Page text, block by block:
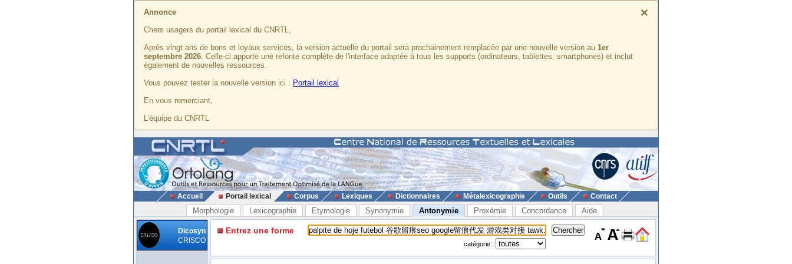
×
Annonce
Chers usagers du portail lexical du CNRTL,
Après vingt ans de bons et loyaux services, la version actuelle du portail sera prochainement remplacée par une nouvelle version au 1er
septembre 2026. Celle-ci apporte une refonte complète de l'interface adaptée à tous les supports (ordinateurs, tablettes, smartphones) et inclut
également de nouvelles ressources.
Vous pouvez tester la nouvelle version ici : Portail lexical
En vous remerciant,
L'équipe du CNRTL
Accueil Portail lexical Corpus Lexiques Dictionnaires Métalexicographie Outils Contact
Morphologie Lexicographie Etymologie Synonymie Antonymie Proxémie Concordance Aide
Dicosyn
CRISCO
Entrez une forme
catégorie :